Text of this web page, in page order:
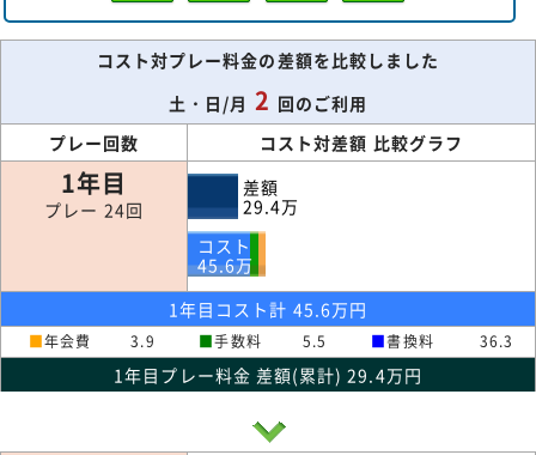
コスト対プレー料金の差額を比較しました
土・日/月 2 回のご利用
プレー回数
コスト対差額 比較グラフ
1年目
プレー 24回
差額
29.4万
コスト
45.6万
1年目コスト計 45.6万円
■年会費 3.9 ■手数料 5.5 ■書換料 36.3
1年目プレー料金 差額(累計) 29.4万円